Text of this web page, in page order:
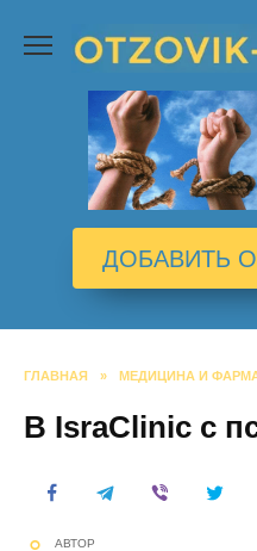
содержанию
ДОБАВИТЬ
ГЛАВНАЯ » МЕДИЦИНА И
В IsraClinic c
АВТОР